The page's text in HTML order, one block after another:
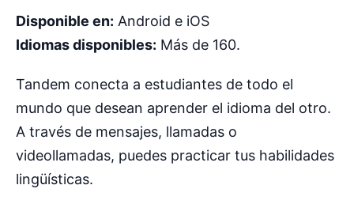
Disponible en: Android e iOS
Idiomas disponibles: Más de 160.
Tandem conecta a estudiantes de todo el
mundo que desean aprender el idioma del otro.
A través de mensajes, llamadas o
videollamadas, puedes practicar tus habilidades
lingüísticas.